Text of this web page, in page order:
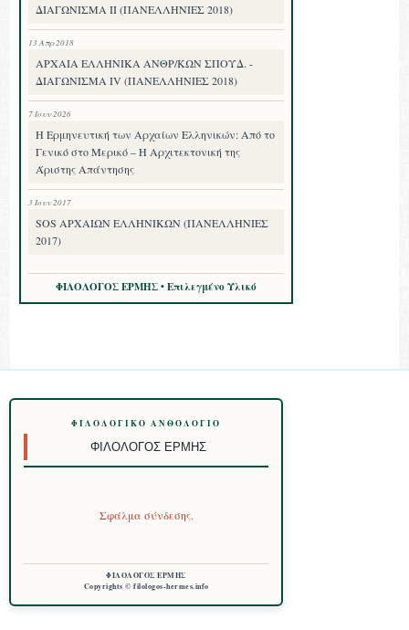
ΔΙΑΓΩΝΙΣΜΑ II (ΠΑΝΕΛΛΗΝΙΕΣ 2018)
13 Απρ 2018
ΑΡΧΑΙΑ ΕΛΛΗΝΙΚΑ ΑΝΘΡ/ΚΩΝ ΣΠΟΥΔ. -
ΔΙΑΓΩΝΙΣΜΑ IV (ΠΑΝΕΛΛΗΝΙΕΣ 2018)
7 Ιουν 2026
Η Ερμηνευτική των Αρχαίων Ελληνικών: Από το
Γενικό στο Μερικό – Η Αρχιτεκτονική της
Άριστης Απάντησης
3 Ιουν 2017
SOS ΑΡΧΑΙΩΝ ΕΛΛΗΝΙΚΩΝ (ΠΑΝΕΛΛΗΝΙΕΣ
2017)
ΦΙΛΟΛΟΓΟΣ ΕΡΜΗΣ • Επιλεγμένο Υλικό
ΦΙΛΟΛΟΓΙΚΌ ΑΝΘΟΛΌΓΙΟ
ΦΙΛΌΛΟΓΟΣ ΕΡΜΉΣ
Σφάλμα σύνδεσης.
ΦΙΛΟΛΟΓΟΣ ΕΡΜΗΣ
Copyrights © filologos-hermes.info